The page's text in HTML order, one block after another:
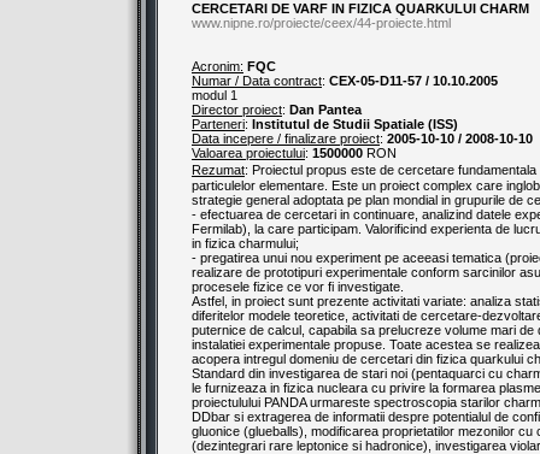
CERCETARI DE VARF IN FIZICA QUARKULUI CHARM
www.nipne.ro/proiecte/ceex/44-proiecte.html
Acronim: FQC
Numar / Data contract: CEX-05-D11-57 / 10.10.2005
modul 1
Director proiect: Dan Pantea
Parteneri: Institutul de Studii Spatiale (ISS)
Data incepere / finalizare proiect: 2005-10-10 / 2008-10-10
Valoarea proiectului: 1500000 RON
Rezumat: Proiectul propus este de cercetare
particulelor elementare. Este un proiect complex care
strategie general adoptata pe plan mondial in grupurile de
- efectuarea de cercetari in continuare, analizind datele
Fermilab), la care participam. Valorificind experienta de
in fizica charmului;
- pregatirea unui nou experiment pe aceeasi tematica
realizare de prototipuri experimentale conform sarcinilor
procesele fizice ce vor fi investigate.
Astfel, in proiect sunt prezente activitati variate: analiza
diferitelor modele teoretice, activitati de cercetare-
puternice de calcul, capabila sa prelucreze volume mari
instalatiei experimentale propuse. Toate acestea se
acopera intregul domeniu de cercetari din fizica quarkului
Standard din investigarea de stari noi (pentaquarci cu
le furnizeaza in fizica nucleara cu privire la formarea
proiectulului PANDA urmareste spectroscopia starilor
DDbar si extragerea de informatii despre potentialul de
gluonice (glueballs), modificarea proprietatilor mezonilor
(dezintegrari rare leptonice si hadronice), investigarea